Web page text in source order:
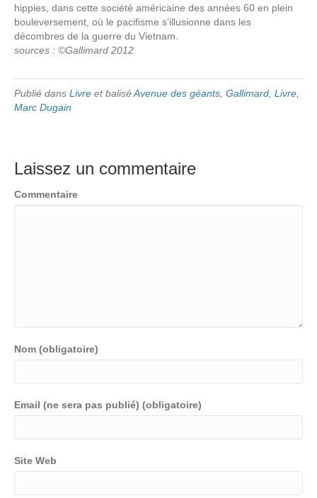
hippies, dans cette société américaine des années 60 en plein
bouleversement, où le pacifisme s’illusionne dans les
décombres de la guerre du Vietnam.
sources : ©Gallimard 2012
Publié dans Livre et baliséAvenue des géants Gallimard Livre
Marc Dugain
Laissez un commentaire
Commentaire
Nom (obligatoire)
Email (ne sera pas publié) (obligatoire)
Site Web